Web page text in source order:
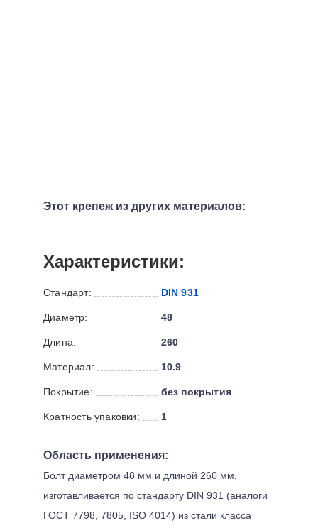
Этот крепеж из других материалов:
Характеристики:
Стандарт: DIN 931
Диаметр: 48
Длина: 260
Материал: 10.9
Покрытие: без покрытия
Кратность упаковки: 1
Область применения:
Болт диаметром 48 мм и длиной 260 мм,
изготавливается по стандарту DIN 931 (аналоги
ГОСТ 7798, 7805, ISO 4014) из стали класса